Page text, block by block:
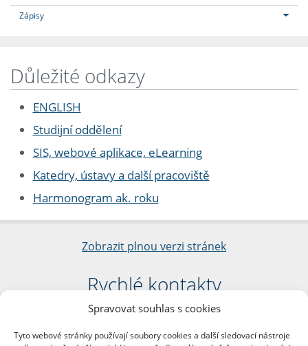
Spravovat souhlas s cookies
Tyto webové stránky používají soubory cookies a další sledovací nástroje
Zápisy
Důležité odkazy
ENGLISH
Studijní oddělení
SIS, webové aplikace, eLearning
Katedry, ústavy a další pracoviště
Harmonogram ak. roku
Zobrazit plnou verzi stránek
Rychlé kontakty
Filozofická fakulta
nám. Jana Palacha 1/2